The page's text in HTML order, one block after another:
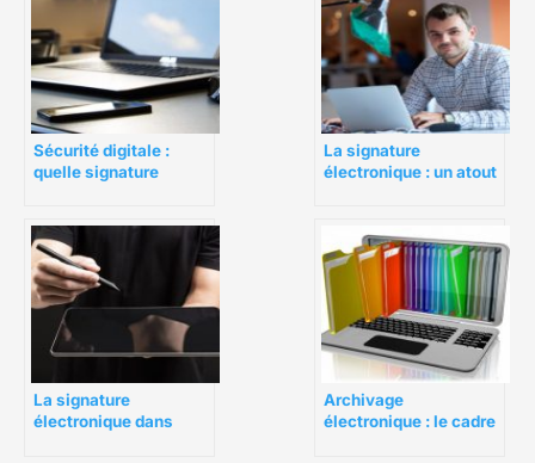
Sécurité digitale :
quelle signature
La signature
électronique : un atout
La signature
électronique dans
Archivage
électronique : le cadre